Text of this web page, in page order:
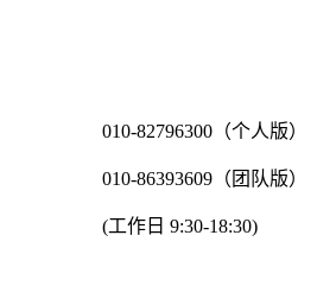
010-82796300（个人版）
010-86393609（团队版）
(工作日 9:30-18:30)